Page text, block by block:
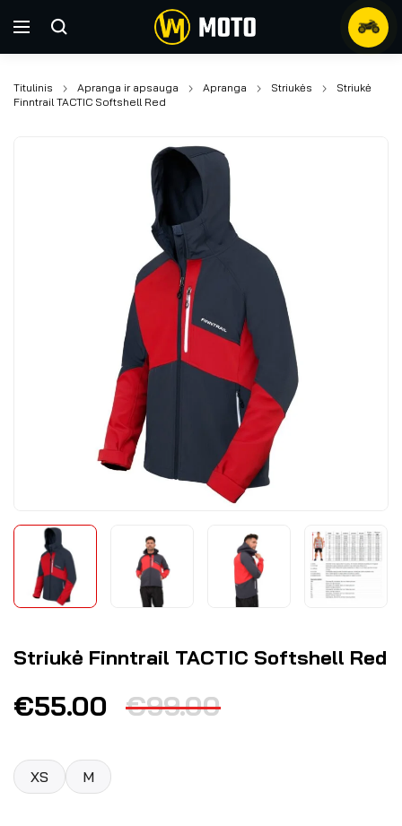
Titulinis Apranga ir apsauga Apranga Striukės
Striukė
Finntrail TACTIC Softshell Red
Striukė Finntrail TACTIC Softshell Red
€99.00
€55.00
XS M